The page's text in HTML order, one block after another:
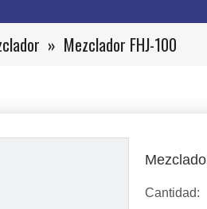
» Mezclador FHJ-100
Cantidad: